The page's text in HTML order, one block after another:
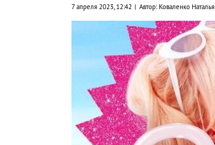
7 апреля 2023, 12:42 Автор: Коваленко Наталья